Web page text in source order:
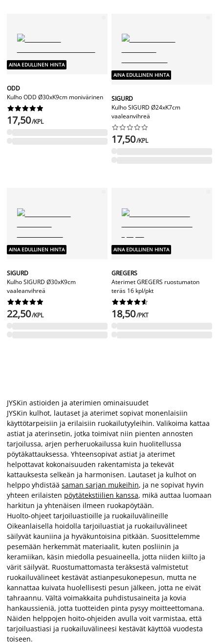
AINA EDULLINEN HINTA
ODD
Kulho ODD Ø30xK9cm monivärinen






17,50/KPL
AINA EDULLINEN HINTA
SIGURD
Kulho SIGURD Ø24xK7cm
vaaleanvihreä






17,50/KPL
AINA EDULLINEN HINTA
SIGURD
Kulho SIGURD Ø30xK9cm
vaaleanvihreä






22,50/KPL
AINA EDULLINEN HINTA
GREGERS
Aterimet GREGERS ruostumaton
teräs 16 kpl/pkt






18,50/PKT
JYSKin astioiden ja aterimien ominaisuudet
JYSKin kulhot, lautaset ja aterimet sopivat monenlaisiin
käyttötarpeisiin ja erilaisiin ruokailutyyleihin. Valikoima kattaa
astiat ja aterinsetin, jotka toimivat niin pienten annosten
tarjoilussa, arjen perheruokailussa kuin huolitellussa
pöytäkattauksessa. Yhteensopivat astiat ja aterimet
helpottavat kokonaisuuden rakentamista ja tekevät
kattauksesta selkeän ja harmonisen. Lautaset ja kulhot on
helppo yhdistää saman sarjan mukeihin, ja ne sopivat hyvin
yhteen erilaisten pöytätekstiilien kanssa, mikä auttaa luomaan
harkitun ja yhtenäisen ilmeen ruokapöytään.
Huolto-ohjeet tarjoiluastioille ja ruokailuvälineille
Oikeanlaisella hoidolla tarjoiluastiat ja ruokailuvälineet
säilyvät kauniina ja hyväkuntoisina pitkään. Suosittelemme
pesemään herkemmät materiaalit, kuten posliinin ja
keramiikan, käsin miedolla pesuaineella, jotta niiden kiilto ja
värit säilyvät. Ruostumattomasta teräksestä valmistetut
ruokailuvälineet kestävät astianpesukonepesun, mutta ne
kannattaa kuivata huolellisesti pesun jälkeen, jotta ne eivät
tahraannu. Vältä voimakkaita puhdistusaineita ja kovia
hankaussieniä, jotta tuotteiden pinta pysyy moitteettomana.
Näiden helppojen hoito-ohjeiden avulla voit varmistaa, että
tarjoiluastiasi ja ruokailuvälineesi kestävät käyttöä vuodesta
toiseen.